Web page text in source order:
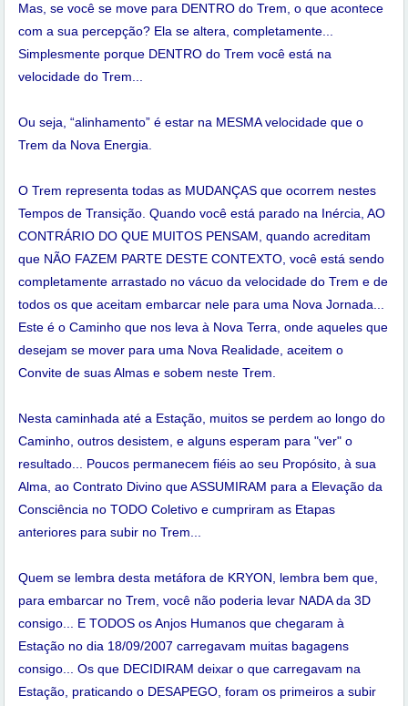
Mas, se você se move para DENTRO do Trem, o que acontece
com a sua percepção? Ela se altera, completamente...
Simplesmente porque DENTRO do Trem você está na
velocidade do Trem...
Ou seja, “alinhamento” é estar na MESMA velocidade que o
Trem da Nova Energia.
O Trem representa todas as MUDANÇAS que ocorrem nestes
Tempos de Transição. Quando você está parado na Inércia, AO
CONTRÁRIO DO QUE MUITOS PENSAM, quando acreditam
que NÃO FAZEM PARTE DESTE CONTEXTO, você está sendo
completamente arrastado no vácuo da velocidade do Trem e de
todos os que aceitam embarcar nele para uma Nova Jornada...
Este é o Caminho que nos leva à Nova Terra, onde aqueles que
desejam se mover para uma Nova Realidade, aceitem o
Convite de suas Almas e sobem neste Trem.
Nesta caminhada até a Estação, muitos se perdem ao longo do
Caminho, outros desistem, e alguns esperam para "ver" o
resultado... Poucos permanecem fiéis ao seu Propósito, à sua
Alma, ao Contrato Divino que ASSUMIRAM para a Elevação da
Consciência no TODO Coletivo e cumpriram as Etapas
anteriores para subir no Trem...
Quem se lembra desta metáfora de KRYON, lembra bem que,
para embarcar no Trem, você não poderia levar NADA da 3D
consigo... E TODOS os Anjos Humanos que chegaram à
Estação no dia 18/09/2007 carregavam muitas bagagens
consigo... Os que DECIDIRAM deixar o que carregavam na
Estação, praticando o DESAPEGO, foram os primeiros a subir